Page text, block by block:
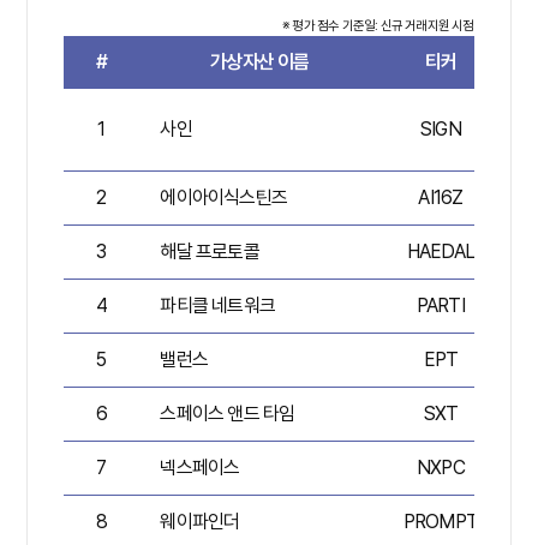
※ 평가 점수 기준일: 신규 거래지원 시점
# 가상자산 이름 티커
1 사인 SIGN
2 에이아이식스틴즈 AI16Z
3 해달 프로토콜 HAEDAL
4 파티클 네트워크 PARTI
5 밸런스 EPT
6 스페이스 앤드 타임 SXT
7 넥스페이스 NXPC
8 웨이파인더 PROMPT